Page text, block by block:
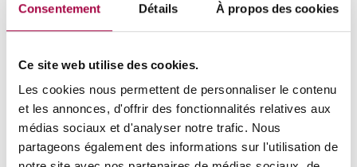
Consentement Détails À propos des cookies
Ce site web utilise des cookies.
Les cookies nous permettent de personnaliser le contenu
et les annonces, d'offrir des fonctionnalités relatives aux
médias sociaux et d'analyser notre trafic. Nous
partageons également des informations sur l'utilisation de
pour ma famille.
français. Pour avoir une équivalence de diplôme, j’aurais
dû refaire une partie des études et ça aurait été difficile
avec mes trois enfants. J’ai donc du recommencer ma vie
à zéro et j’ai décidé de faire de ma passion, la pâtisserie,
mon métier. J’ai complété mes compétences par une